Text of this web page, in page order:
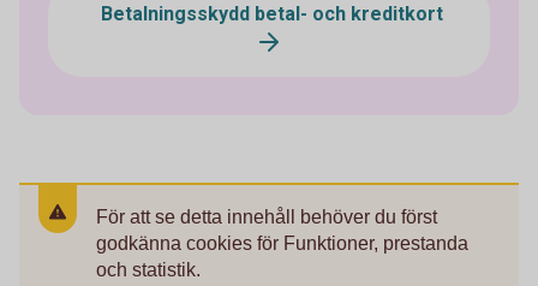
Betalningsskydd betal- och kreditkort
För att se detta innehåll behöver du först
godkänna cookies för Funktioner, prestanda
och statistik.